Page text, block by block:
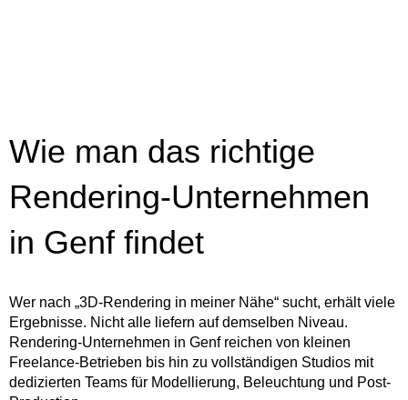
Wie man das richtige
Rendering-Unternehmen
in Genf findet
Wer nach „3D-Rendering in meiner Nähe“ sucht, erhält viele
Ergebnisse. Nicht alle liefern auf demselben Niveau.
Rendering-Unternehmen in Genf reichen von kleinen
Freelance-Betrieben bis hin zu vollständigen Studios mit
dedizierten Teams für Modellierung, Beleuchtung und Post-